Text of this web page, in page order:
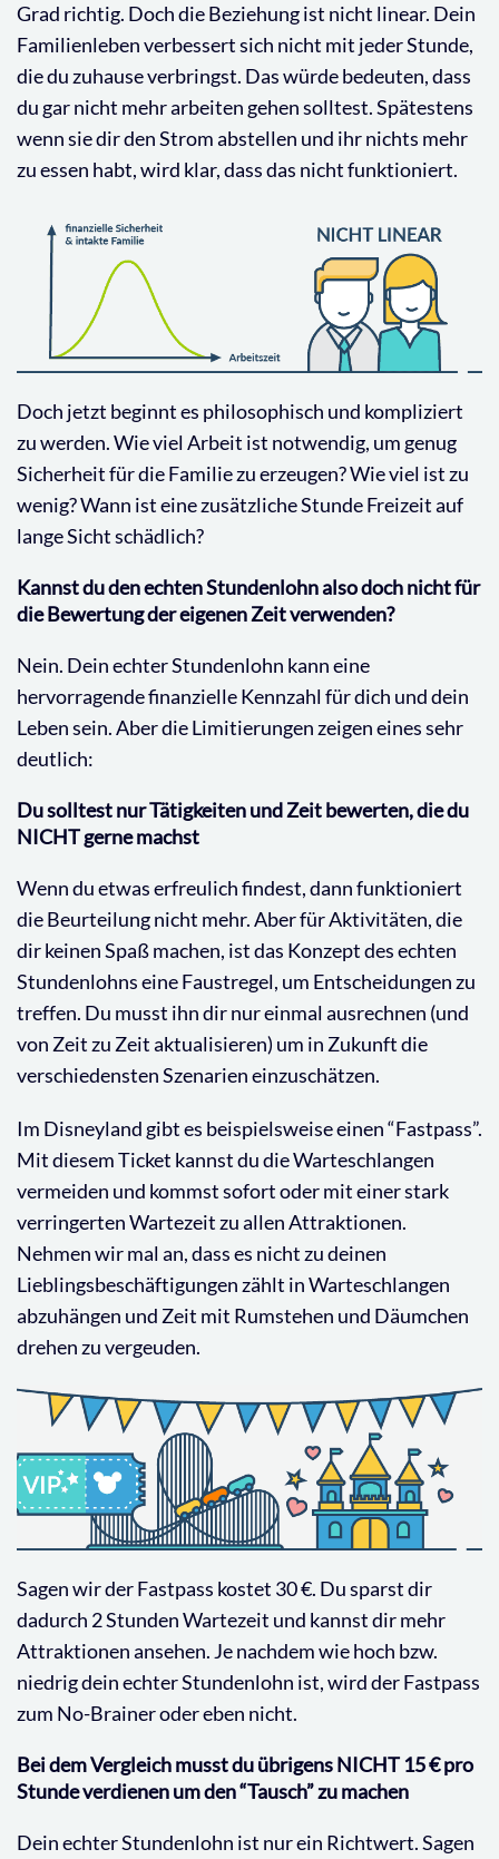
Grad richtig. Doch die Beziehung ist nicht linear. Dein
Familienleben verbessert sich nicht mit jeder Stunde,
die du zuhause verbringst. Das würde bedeuten, dass
du gar nicht mehr arbeiten gehen solltest. Spätestens
wenn sie dir den Strom abstellen und ihr nichts mehr
zu essen habt, wird klar, dass das nicht funktioniert.
Doch jetzt beginnt es philosophisch und kompliziert
zu werden. Wie viel Arbeit ist notwendig, um genug
Sicherheit für die Familie zu erzeugen? Wie viel ist zu
wenig? Wann ist eine zusätzliche Stunde Freizeit auf
lange Sicht schädlich?
Kannst du den echten Stundenlohn also doch nicht für
die Bewertung der eigenen Zeit verwenden?
Nein. Dein echter Stundenlohn kann eine
hervorragende finanzielle Kennzahl für dich und dein
Leben sein. Aber die Limitierungen zeigen eines sehr
deutlich:
Du solltest nur Tätigkeiten und Zeit bewerten, die du
NICHT gerne machst
Wenn du etwas erfreulich findest, dann funktioniert
die Beurteilung nicht mehr. Aber für Aktivitäten, die
dir keinen Spaß machen, ist das Konzept des echten
Stundenlohns eine Faustregel, um Entscheidungen zu
treffen. Du musst ihn dir nur einmal ausrechnen (und
von Zeit zu Zeit aktualisieren) um in Zukunft die
verschiedensten Szenarien einzuschätzen.
Im Disneyland gibt es beispielsweise einen “Fastpass”.
Mit diesem Ticket kannst du die Warteschlangen
vermeiden und kommst sofort oder mit einer stark
verringerten Wartezeit zu allen Attraktionen.
Nehmen wir mal an, dass es nicht zu deinen
Lieblingsbeschäftigungen zählt in Warteschlangen
abzuhängen und Zeit mit Rumstehen und Däumchen
drehen zu vergeuden.
Sagen wir der Fastpass kostet 30 €. Du sparst dir
dadurch 2 Stunden Wartezeit und kannst dir mehr
Attraktionen ansehen. Je nachdem wie hoch bzw.
niedrig dein echter Stundenlohn ist, wird der Fastpass
zum No-Brainer oder eben nicht.
Bei dem Vergleich musst du übrigens NICHT 15 € pro
Stunde verdienen um den “Tausch” zu machen
Dein echter Stundenlohn ist nur ein Richtwert. Sagen